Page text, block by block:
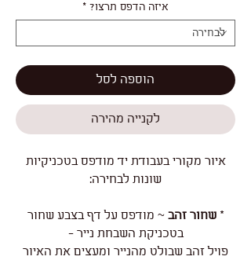
איזה הדפס תרצו? *
הוספה לסל
לקנייה מהירה
איור מקורי בעבודת יד מודפס בטכניקיות
שונות לבחירה:
* שחור זהב ~ מודפס על דף בצבע שחור
בטכניקת השבחת נייר -
פויל זהב שבולט מהנייר ומעצים את האיור